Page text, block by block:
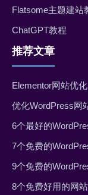
Flatsome主题建站
ChatGPT教程
推荐文章
Elementor网站优化
优化WordPress网
6个最好的
7个免费的
9个免费的
8个免费好用的网